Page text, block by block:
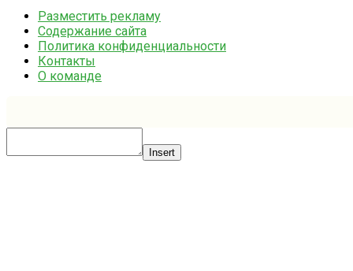
Разместить рекламу
Содержание сайта
Политика конфиденциальности
Контакты
О команде
Insert